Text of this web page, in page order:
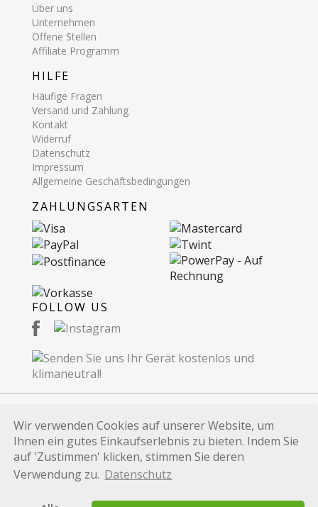
Wir verwenden Cookies auf unserer Website, um
Ihnen ein gutes Einkaufserlebnis zu bieten. Indem Sie
auf 'Zustimmen' klicken, stimmen Sie deren
Verwendung zu. Datenschutz
Über uns
Unternehmen
Offene Stellen
Affiliate Programm
HILFE
Häufige Fragen
Versand und Zahlung
Kontakt
Widerruf
Datenschutz
Impressum
Allgemeine Geschäftsbedingungen
ZAHLUNGSARTEN
FOLLOW US
© 2026 Recommerce AG. Proudly Made in
Switzerland.
Alle auf dieser Website verwendeten Marken und